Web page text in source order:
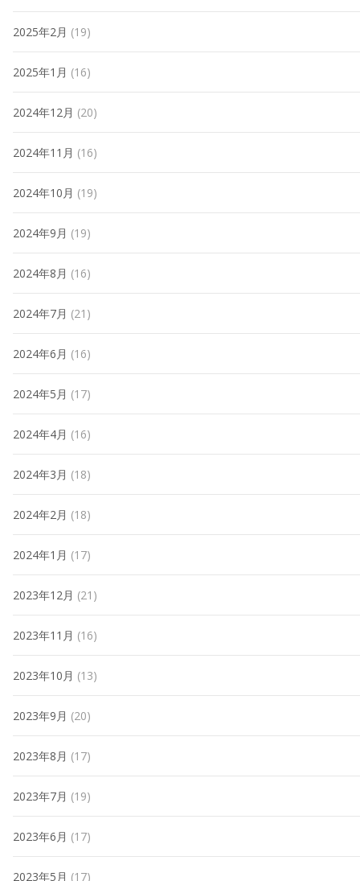
2025年2月 (19)
2025年1月 (16)
2024年12月 (20)
2024年11月 (16)
2024年10月 (19)
2024年9月 (19)
2024年8月 (16)
2024年7月 (21)
2024年6月 (16)
2024年5月 (17)
2024年4月 (16)
2024年3月 (18)
2024年2月 (18)
2024年1月 (17)
2023年12月 (21)
2023年11月 (16)
2023年10月 (13)
2023年9月 (20)
2023年8月 (17)
2023年7月 (19)
2023年6月 (17)
2023年5月 (17)